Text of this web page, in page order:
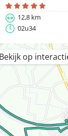
12,8 km
02u34
Bekijk op